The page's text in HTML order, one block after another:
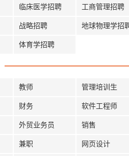
临床医学招聘 工商管理招聘
战略招聘 地球物理学招
体育学招聘
教师 管理培训生
财务 软件工程师
外贸业务员 销售
兼职 网页设计